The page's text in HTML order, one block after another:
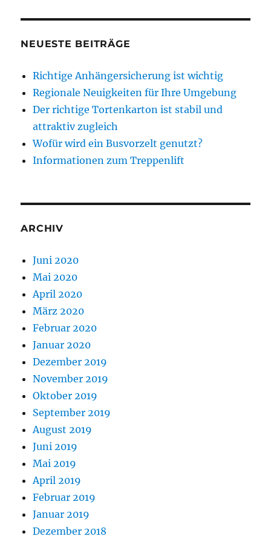
NEUESTE BEITRÄGE
Richtige Anhängersicherung ist wichtig
Regionale Neuigkeiten für Ihre Umgebung
Der richtige Tortenkarton ist stabil und
attraktiv zugleich
Wofür wird ein Busvorzelt genutzt?
Informationen zum Treppenlift
ARCHIV
Juni 2020
Mai 2020
April 2020
März 2020
Februar 2020
Januar 2020
Dezember 2019
November 2019
Oktober 2019
September 2019
August 2019
Juni 2019
Mai 2019
April 2019
Februar 2019
Januar 2019
Dezember 2018